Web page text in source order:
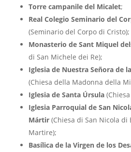
Torre campanile del Micalet;
Real Colegio Seminario del
(Seminario del Corpo di Cristo);
Monasterio de Sant Miquel
di San Michele dei Re);
Iglesia de Nuestra Señora de
(Chiesa della Madonna della
Iglesia de Santa Úrsula(Chiesa
Iglesia Parroquial de San
Mártir(Chiesa di San Nicola di
Martire);
Basílica de la Virgen de los